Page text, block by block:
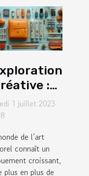
:
de
en
1 juillet 2023
de l’art
connaît un
croissant,
plus en plus de